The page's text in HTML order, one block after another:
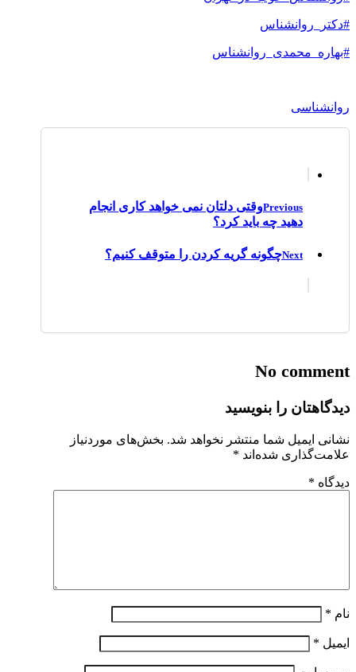
#دکتر_روانشناس
#بهاره_محمدی_روانشناس
روانشناسی
Previousوقتی دلتان نمی خواهد کاری انجام
دهید چه باید کرد؟
Nextچگونه گریه کردن را متوقف کنیم؟
No comment
دیدگاهتان را بنویسید
نشانی ایمیل شما منتشر نخواهد شد. بخش‌های موردنیاز
علامت‌گذاری شده‌اند *
دیدگاه *
نام *
ایمیل *